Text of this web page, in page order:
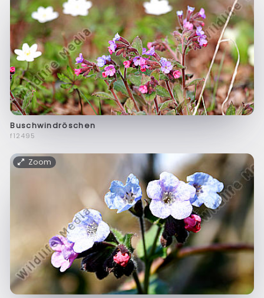
Buschwindröschen
f12495
Zoom